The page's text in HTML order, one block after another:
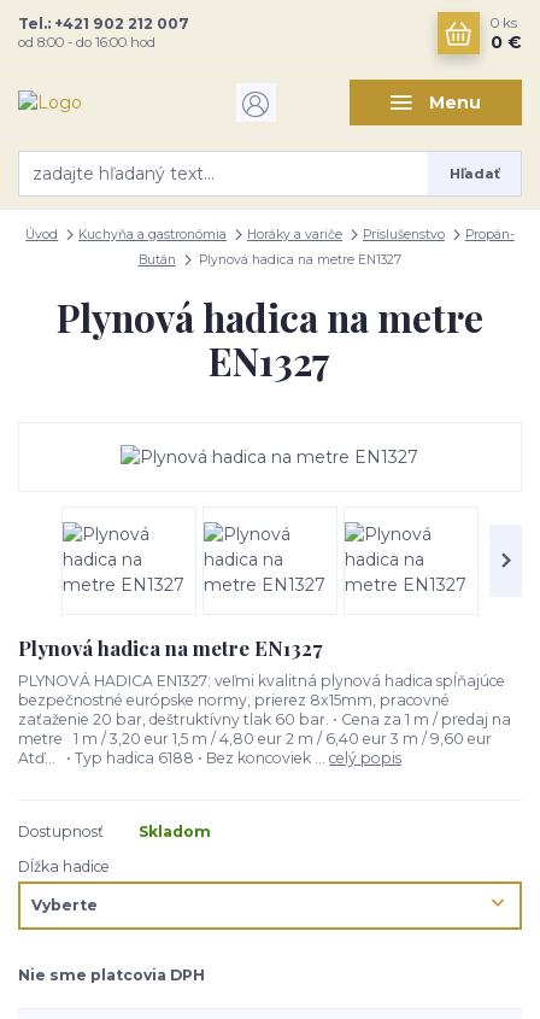
Menu
Hľadať
Tel.: +421 902 212 007
od 8:00 - do 16:00 hod
0 ks
0 €
Úvod Kuchyňa a gastronómia Horáky a variče Príslušenstvo
Propán-
Bután
Plynová hadica na metre EN1327
Plynová hadica na metre
EN1327
Plynová hadica na metre EN1327
PLYNOVÁ HADICA EN1327: veľmi kvalitná plynová hadica spĺňajúce
bezpečnostné európske normy, prierez 8x15mm, pracovné
zaťaženie 20 bar, deštruktívny tlak 60 bar. • Cena za 1 m / predaj na
metre 1 m / 3,20 eur 1,5 m / 4,80 eur 2 m / 6,40 eur 3 m / 9,60 eur
Atď... • Typ hadica 6188 • Bez koncoviek ... celý popis
Dostupnosť
Skladom
Dĺžka hadice
Nie sme platcovia DPH